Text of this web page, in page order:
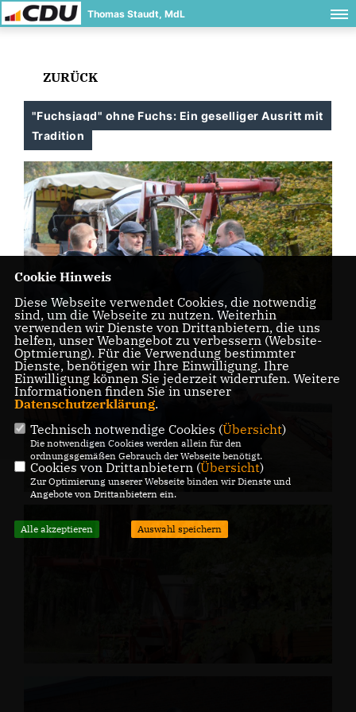
Thomas Staudt, MdL
ZURÜCK
"Fuchsjagd" ohne Fuchs: Ein geselliger Ausritt mit
Tradition
Cookie Hinweis
Diese Webseite verwendet Cookies, die notwendig
sind, um die Webseite zu nutzen. Weiterhin
verwenden wir Dienste von Drittanbietern, die uns
helfen, unser Webangebot zu verbessern (Website-
Optmierung). Für die Verwendung bestimmter
Dienste, benötigen wir Ihre Einwilligung. Ihre
Einwilligung können Sie jederzeit widerrufen. Weitere
Informationen finden Sie in unserer
Datenschutzerklärung.
Technisch notwendige Cookies (Übersicht)
Die notwendigen Cookies werden allein für den
ordnungsgemäßen Gebrauch der Webseite benötigt.
Cookies von Drittanbietern (Übersicht)
Zur Optimierung unserer Webseite binden wir Dienste und
Angebote von Drittanbietern ein.
Alle akzeptieren Auswahl speichern